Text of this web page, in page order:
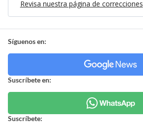
Revisa nuestra página de correcciones
Síguenos en:
Suscríbete en:
Suscríbete: